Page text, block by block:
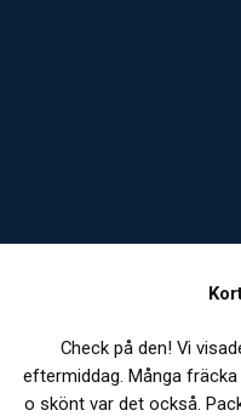
Check på den! Vi
eftermiddag. Många
o skönt var det också.